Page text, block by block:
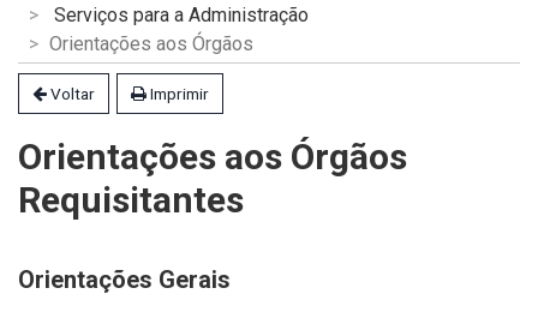
menu
para
conteúdo
Serviços para a Administração
Orientações aos Órgãos
Voltar Imprimir
Orientações aos Órgãos
Requisitantes
Orientações Gerais